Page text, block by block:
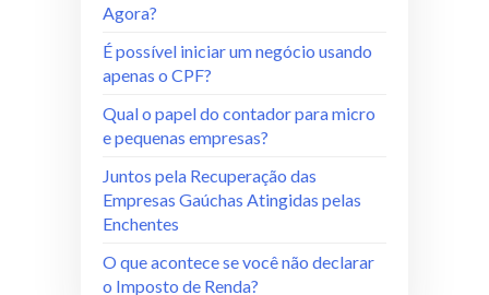
Agora?
É possível iniciar um negócio usando
apenas o CPF?
Qual o papel do contador para micro
e pequenas empresas?
Juntos pela Recuperação das
Empresas Gaúchas Atingidas pelas
Enchentes
O que acontece se você não declarar
o Imposto de Renda?